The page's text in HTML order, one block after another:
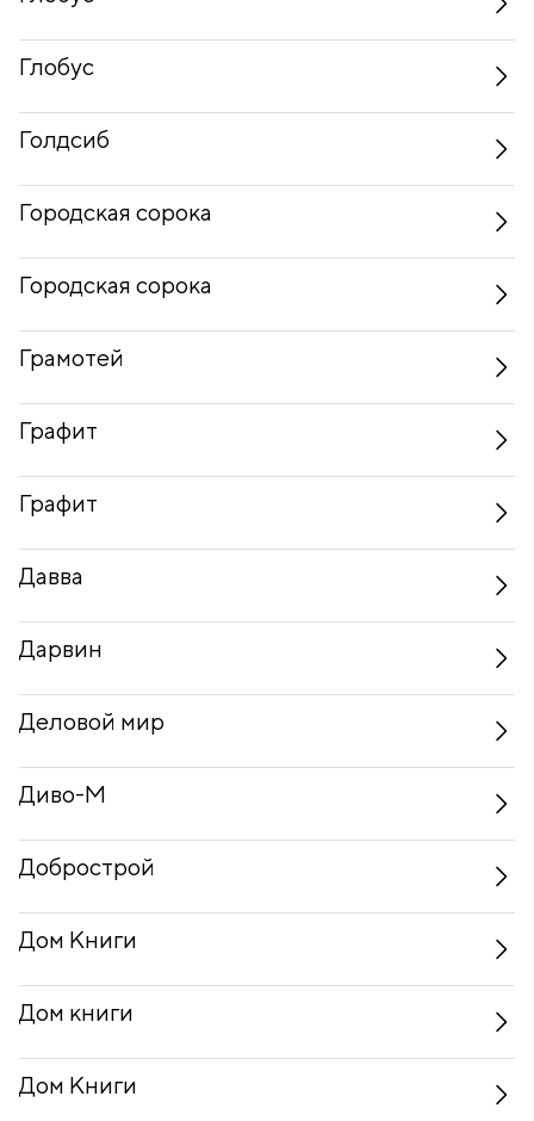
Глобус
Голдсиб
Городская сорока
Городская сорока
Грамотей
Графит
Графит
Давва
Дарвин
Деловой мир
Диво-М
Добрострой
Дом Книги
Дом книги
Дом Книги